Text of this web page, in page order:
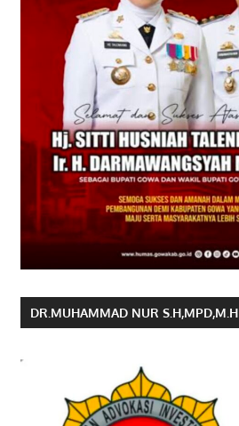
DR.MUHAMMAD NUR S.H,MPD,M.H